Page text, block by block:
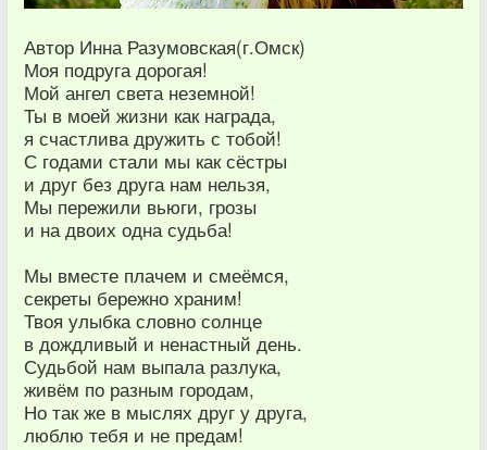
Автор Инна Разумовская(г.Омск)
Моя подруга дорогая!
Мой ангел света неземной!
Ты в моей жизни как награда,
я счастлива дружить с тобой!
С годами стали мы как сёстры
и друг без друга нам нельзя,
Мы пережили вьюги, грозы
и на двоих одна судьба!
Мы вместе плачем и смеёмся,
секреты бережно храним!
Твоя улыбка словно солнце
в дождливый и ненастный день.
Судьбой нам выпала разлука,
живём по разным городам,
Но так же в мыслях друг у друга,
люблю тебя и не предам!